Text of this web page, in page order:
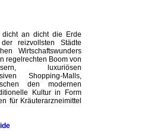
an dicht die Erde
reizvollsten Städte
Wirtschaftswunders
regelrechten Boom von
luxuriösen
Shopping-Malls,
den modernen
Kultur in Form
für Kräuterarzneimittel